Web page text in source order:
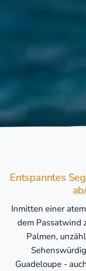
Entspanntes
Inmitten einer
dem Passatwind
Palmen,
Guadeloupe -